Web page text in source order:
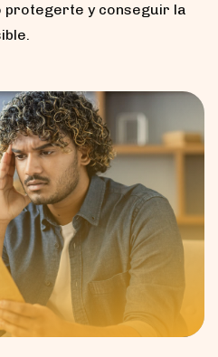
protegerte y conseguir la